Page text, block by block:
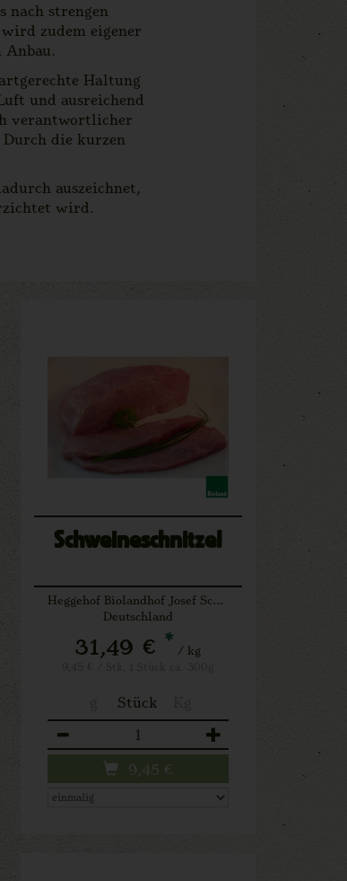
nach strengen
zudem eigener
Haltung
und ausreichend
verantwortlicher
die kurzen
auszeichnet,
wird.
Schweineschnitzel
Heggehof Biolandhof Josef Schäfers Lichtenau
Deutschland
31,49 € * / kg
Stück
9,45 €